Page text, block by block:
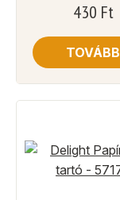
430 Ft
TOVÁBB